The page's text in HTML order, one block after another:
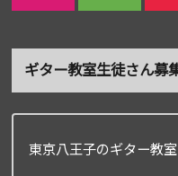
ギター教室生徒さん募
東京八王子のギター教室